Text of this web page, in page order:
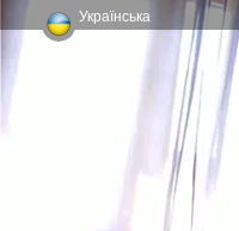
Українська